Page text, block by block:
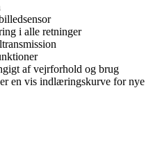
i alle retninger
af vejrforhold og brug
en vis indlæringskurve for nye